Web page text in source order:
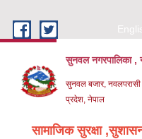
सुनवल नगरपालिका ,
सुनवल बजार, नवलपरासी
प्रदेश, नेपाल
सामाजिक सुरक्षा